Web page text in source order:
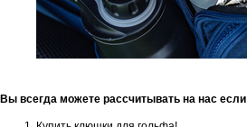
Вы всегда можете рассчитывать на нас